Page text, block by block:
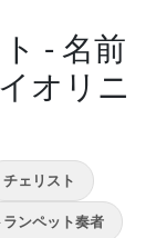
- 名前
オリニ
チェリスト
ランペット奏者